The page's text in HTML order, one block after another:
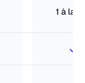
1 à la